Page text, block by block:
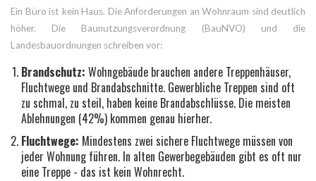
Ein Büro ist kein Haus. Die Anforderungen an Wohnraum sind deutlich
höher. Die Baunutzungsverordnung (BauNVO) und die
Landesbauordnungen schreiben vor:
Brandschutz: Wohngebäude brauchen andere Treppenhäuser,
Fluchtwege und Brandabschnitte. Gewerbliche Treppen sind oft
zu schmal, zu steil, haben keine Brandabschlüsse. Die meisten
Ablehnungen (42%) kommen genau hierher.
Fluchtwege: Mindestens zwei sichere Fluchtwege müssen von
jeder Wohnung führen. In alten Gewerbegebäuden gibt es oft nur
eine Treppe - das ist kein Wohnrecht.